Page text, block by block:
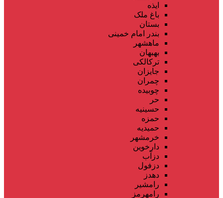
ایذه
باغ ملک
بستان
بندر امام خمینی
ماهشهر
بهبهان
ترکالکی
جایزان
چمران
چوبیده
حر
حسینیه
حمزه
حمیدیه
خرمشهر
دارخوین
دزآب
دزفول
دهدز
رامشیر
رامهرمز